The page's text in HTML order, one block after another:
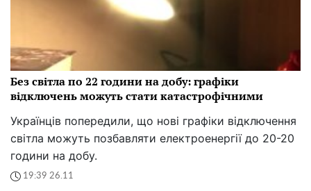
Без світла по 22 години на добу: графіки
відключень можуть стати катастрофічними
Українців попередили, що нові графіки відключення
світла можуть позбавляти електроенергії до 20-20
години на добу.
19:39 26.11